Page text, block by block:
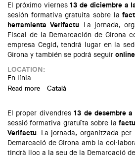
El próximo viernes13 de diciembre a
sesión formativa gratuita sobre la
herramienta Verifactu. La jornada,
Fiscal de la Demarcación de Girona
empresa Cegid, tendrá lugar en la
Girona y también se podrá seguir online
LOCATION:
En línia
Read more about Jornada: Domina la
Català
El proper divendres13 de desembre
sessió formativa gratuïta sobre la
Verifactu. La jornada, organitzada
Demarcació de Girona amb la
tindrà lloc a la seu de la Demarcació